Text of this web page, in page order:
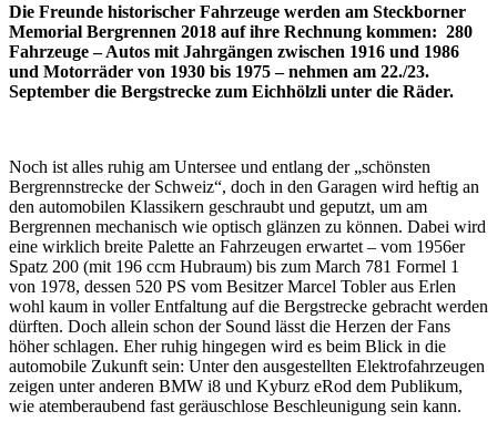
Die Freunde historischer Fahrzeuge werden am Steckborner
Memorial Bergrennen 2018 auf ihre Rechnung kommen: 280
Fahrzeuge – Autos mit Jahrgängen zwischen 1916 und 1986
und Motorräder von 1930 bis 1975 – nehmen am 22./23.
September die Bergstrecke zum Eichhölzli unter die Räder.
Noch ist alles ruhig am Untersee und entlang der „schönsten
Bergrennstrecke der Schweiz“, doch in den Garagen wird heftig an
den automobilen Klassikern geschraubt und geputzt, um am
Bergrennen mechanisch wie optisch glänzen zu können. Dabei wird
eine wirklich breite Palette an Fahrzeugen erwartet – vom 1956er
Spatz 200 (mit 196 ccm Hubraum) bis zum March 781 Formel 1
von 1978, dessen 520 PS vom Besitzer Marcel Tobler aus Erlen
wohl kaum in voller Entfaltung auf die Bergstrecke gebracht werden
dürften. Doch allein schon der Sound lässt die Herzen der Fans
höher schlagen. Eher ruhig hingegen wird es beim Blick in die
automobile Zukunft sein: Unter den ausgestellten Elektrofahrzeugen
zeigen unter anderen BMW i8 und Kyburz eRod dem Publikum,
wie atemberaubend fast geräuschlose Beschleunigung sein kann.